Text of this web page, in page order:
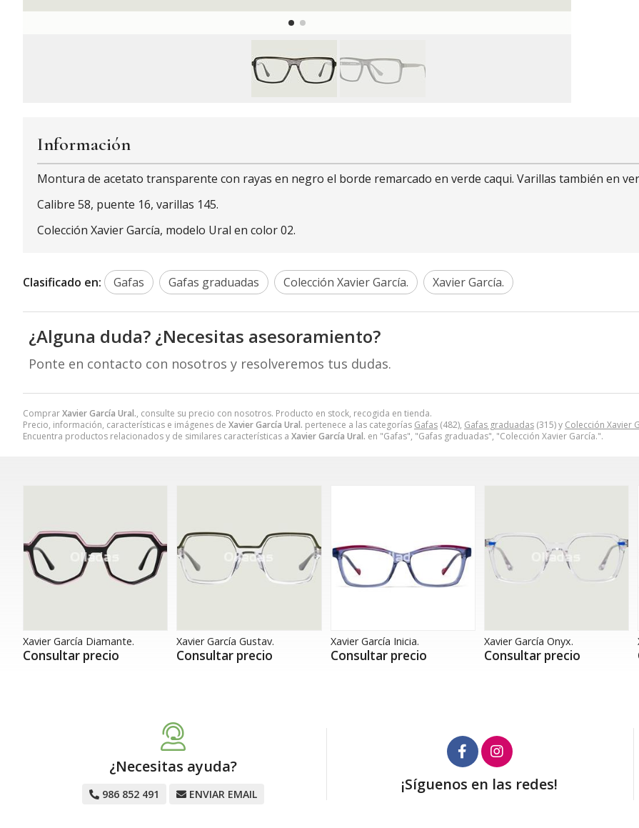
ComprarXavier García Ural., consulte su precio con nosotros. Producto en stock, recogida en tienda.
Precio, información, características e imágenes de Xavier García Ural. pertenece a las categorías Gafas (482), Gafas graduadas (315) y Colección Xavier
Encuentra productos relacionados y de similares características a Xavier García Ural. en "Gafas", "Gafas graduadas", "Colección Xavier García.".
Información
Montura de acetato transparente con rayas en negro el borde remarcado en verde caqui. Varillas también en
Calibre 58, puente 16, varillas 145.
Colección Xavier García, modelo Ural en color 02.
Clasificado en: Gafas Gafas graduadas Colección Xavier García. Xavier García.
¿Alguna duda? ¿Necesitas asesoramiento?
Ponte en contacto con nosotros y resolveremos tus dudas.
Xavier García Diamante.
Consultar precio
Xavier García Gustav.
Consultar precio
Xavier García Inicia.
Consultar precio
Xavier García Onyx.
Consultar precio
¿Necesitas ayuda?
986 852 491 ENVIAR EMAIL
¡Síguenos en las redes!